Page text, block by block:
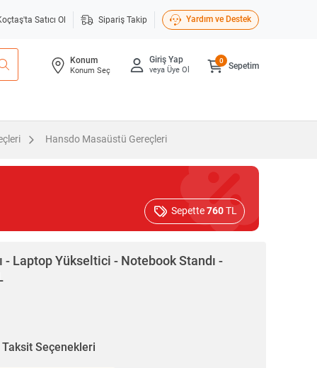
Satıcı Ol Sipariş Takip Yardım ve Destek
Konum
Konum Seç
Giriş Yap
veya Üye Ol Sepetim
0
Hansdo Masaüstü Gereçleri
Sepette760TL
- Laptop Yükseltici - Notebook Standı -
Taksit Seçenekleri